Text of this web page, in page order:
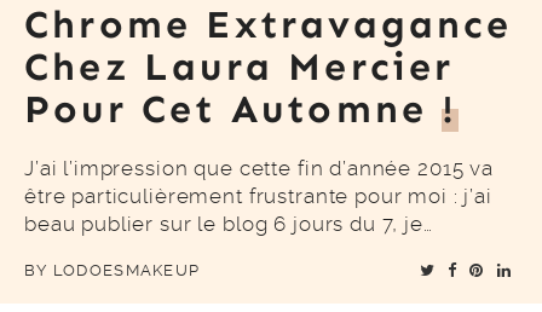
CONTACT
Chrome Extravagance
Chez Laura Mercier
Pour Cet Automne!
J’ai l’impression que cette fin d’année 2015 va
être particulièrement frustrante pour moi : j’ai
beau publier sur le blog 6 jours du 7, je…
BY LODOESMAKEUP